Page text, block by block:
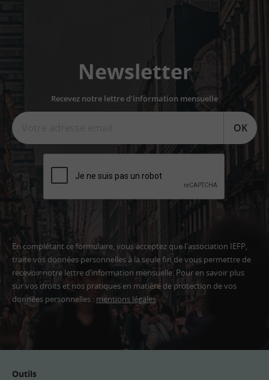
Newsletter
Recevez notre lettre d'information mensuelle
OK
En complétant ce formulaire, vous acceptez que l'association IEFP,
traite vos données personnelles à la seule fin de vous permettre de
recevoir notre lettre d’information mensuelle. Pour en savoir plus
sur vos droits et nos pratiques en matière de protection de vos
données personnelles : mentions légales
Adresse
Outils